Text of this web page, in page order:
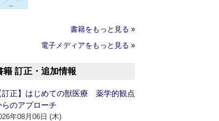
書籍をもっと見る »
電子メディアをもっと見る »
籍 訂正・追加情報
訂正】はじめての獣医療 薬学的観点
らのアプローチ
年08月06日 (木)